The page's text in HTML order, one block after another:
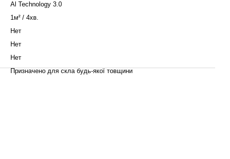
Al Technology 3.0
1м² / 4хв.
Нет
Нет
Нет
Призначено для скла будь-якої товщини